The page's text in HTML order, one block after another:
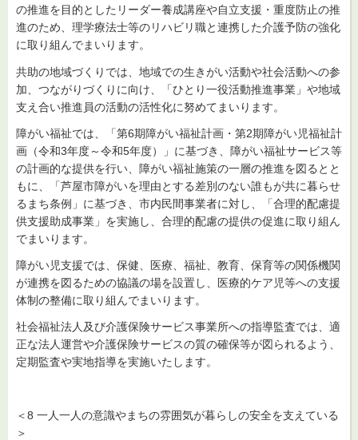
の推進を目的としたリーダー養成講座や自立支援・重度防止の推
進のため、理学療法士等のリハビリ職と連携した介護予防の強化
に取り組んでまいります。
共助の地域づくりでは、地域での生きがい活動や社会活動への参
加、つながりづくりに向け、「ひとり一役活動推進事業」や地域
支え合い推進員の活動の活性化に努めてまいります。
障がい福祉では、「第6期障がい福祉計画・第2期障がい児福祉計
画（令和3年度～令和5年度）」に基づき、障がい福祉サービス等
の計画的な提供を行い、障がい福祉施策の一層の推進を図るとと
もに、「芦屋市障がいを理由とする差別のない誰もが共に暮らせ
るまち条例」に基づき、市内民間事業者に対し、「合理的配慮提
供支援助成事業」を実施し、合理的配慮の提供の促進に取り組ん
でまいります。
障がい児支援では、保健、医療、福祉、教育、保育等の関係機関
が連携を図るための協議の場を設置し、医療的ケア児等への支援
体制の整備に取り組んでまいります。
社会福祉法人及び介護保険サービス事業所への指導監査では、適
正な法人運営や介護保険サービスの質の確保等が図られるよう、
定期監査や実地指導を実施いたします。
＜8 一人一人の意識やまちの雰囲気が暮らしの安全を支えている
＞